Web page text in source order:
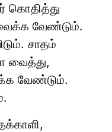
கொதித்து
வேண்டும்.
சாதம்
வைத்து,
வேண்டும்.